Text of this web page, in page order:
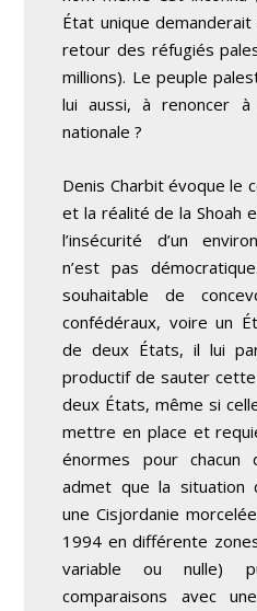
État unique
retour des réfugiés
millions). Le peuple
lui aussi, à renoncer
nationale ?
Denis Charbit évoque le
et la réalité de la Shoah
l’insécurité d’un
n’est pas
souhaitable de
confédéraux, voire un
de deux États, il lui
productif de sauter
deux États, même si
mettre en place et
énormes pour
admet que la situation
une Cisjordanie
1994 en différente
variable ou nulle)
comparaisons avec